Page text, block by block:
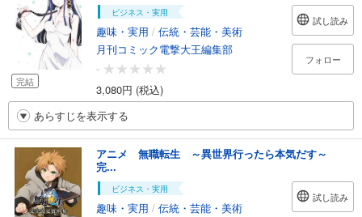
完結
ビジネス・実用
趣味・実用 / 伝統・芸能・美術
月刊コミック電撃大王編集部
-
3,080円 (税込)
試し読み
フォロー
あらすじを表示する
アニメ 無職転生 ～異世界行ったら本気だす～
完...
ビジネス・実用
趣味・実用 / 伝統・芸能・美術
試し読み